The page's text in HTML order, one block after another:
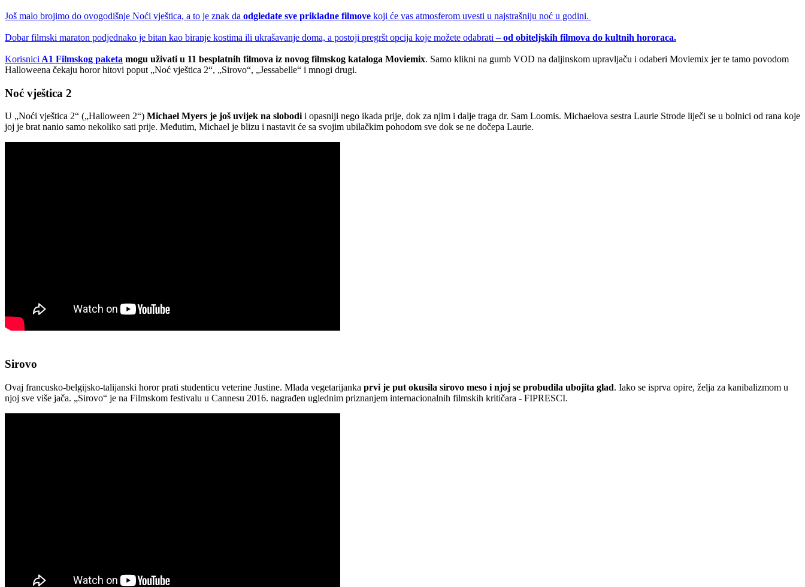
Još malo brojimo do ovogodišnje Noći vještica, a to je znak da odgledate sve prikladne filmove koji će vas atmosferom uvesti u najstrašniju noć u godini.
Dobar filmski maraton podjednako je bitan kao biranje kostima ili ukrašavanje doma, a postoji pregršt opcija koje možete odabrati – od obiteljskih filmova do kultnih hororaca.
Korisnici A1 Filmskog paketa mogu uživati u 11 besplatnih filmova iz novog filmskog kataloga Moviemix. Samo klikni na gumb VOD na daljinskom upravljaču i odaberi Moviemix jer te tamo povodom
Halloweena čekaju horor hitovi poput „Noć vještica 2“, „Sirovo“, „Jessabelle“ i mnogi drugi.
Noć vještica 2
U „Noći vještica 2“ („Halloween 2“) Michael Myers je još uvijek na slobodii opasniji nego ikada prije, dok za njim i dalje traga dr. Sam Loomis. Michaelova sestra Laurie Strode liječi se u bolnici od rana koje
joj je brat nanio samo nekoliko sati prije. Međutim, Michael je blizu i nastavit će sa svojim ubilačkim pohodom sve dok se ne dočepa Laurie.
Sirovo
Ovaj francusko-belgijsko-talijanski horor prati studenticu veterine Justine. Mlada vegetarijanka prvi je put okusila sirovo meso i njoj se probudila ubojita glad. Iako se isprva opire, želja za kanibalizmom u
njoj sve više jača. „Sirovo“ je na Filmskom festivalu u Cannesu 2016. nagrađen uglednim priznanjem internacionalnih filmskih kritičara - FIPRESCI.